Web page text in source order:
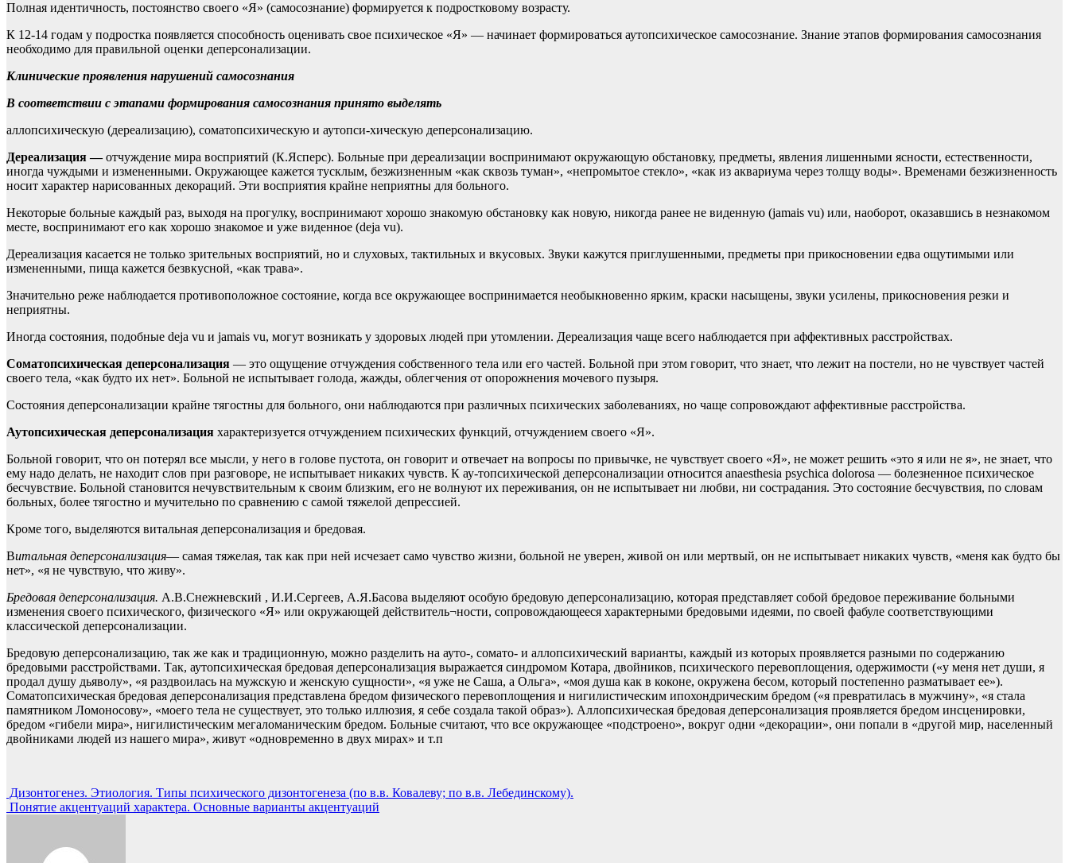
Полная идентичность, постоянство своего «Я» (самосознание) формируется к подростковому возрасту.
К 12-14 годам у подростка появляется способность оценивать свое психическое «Я» — начинает формироваться аутопсихическое самосознание. Знание этапов формирования самосознания
необходимо для правильной оценки деперсонализации.
Клинические проявления нарушений самосознания
В соответствии с этапами формирования самосознания принято выделять
аллопсихическую (дереализацию), соматопсихическую и аутопси-хическую деперсонализацию.
Дереализация —отчуждение мира восприятий (К.Ясперс). Больные при дереализации воспринимают окружающую обстановку, предметы, явления лишенными ясности, естественности,
иногда чуждыми и измененными. Окружающее кажется тусклым, безжизненным «как сквозь туман», «непромытое стекло», «как из аквариума через толщу воды». Временами безжизненность
носит характер нарисованных декораций. Эти восприятия крайне неприятны для больного.
Некоторые больные каждый раз, выходя на прогулку, воспринимают хорошо знакомую обстановку как новую, никогда ранее не виденную (jamais vu) или, наоборот, оказавшись в незнакомом
месте, воспринимают его как хорошо знакомое и уже виденное (deja vu).
Дереализация касается не только зрительных восприятий, но и слуховых, тактильных и вкусовых. Звуки кажутся приглушенными, предметы при прикосновении едва ощутимыми или
измененными, пища кажется безвкусной, «как трава».
Значительно реже наблюдается противоположное состояние, когда все окружающее воспринимается необыкновенно ярким, краски насыщены, звуки усилены, прикосновения резки и
неприятны.
Иногда состояния, подобные deja vu и jamais vu, могут возникать у здоровых людей при утомлении. Дереализация чаще всего наблюдается при аффективных расстройствах.
Соматопсихическая деперсонализация — это ощущение отчуждения собственного тела или его частей. Больной при этом говорит, что знает, что лежит на постели, но не чувствует частей
своего тела, «как будто их нет». Больной не испытывает голода, жажды, облегчения от опорожнения мочевого пузыря.
Состояния деперсонализации крайне тягостны для больного, они наблюдаются при различных психических заболеваниях, но чаще сопровождают аффективные расстройства.
Аутопсихическая деперсонализация характеризуется отчуждением психических функций, отчуждением своего «Я».
Больной говорит, что он потерял все мысли, у него в голове пустота, он говорит и отвечает на вопросы по привычке, не чувствует своего «Я», не может решить «это я или не я», не знает, что
ему надо делать, не находит слов при разговоре, не испытывает никаких чувств. К ау-топсихической деперсонализации относится anaesthesia psychica dolorosa — болезненное психическое
бесчувствие. Больной становится нечувствительным к своим близким, его не волнуют их переживания, он не испытывает ни любви, ни сострадания. Это состояние бесчувствия, по словам
больных, более тягостно и мучительно по сравнению с самой тяжелой депрессией.
Кроме того, выделяются витальная деперсонализация и бредовая.
Витальная деперсонализация— самая тяжелая, так как при ней исчезает само чувство жизни, больной не уверен, живой он или мертвый, он не испытывает никаких чувств, «меня как будто бы
нет», «я не чувствую, что живу».
Бредовая деперсонализация. А.В.Снежневский , И.И.Сергеев, А.Я.Басова выделяют особую бредовую деперсонализацию, которая представляет собой бредовое переживание больными
изменения своего психического, физического «Я» или окружающей действитель¬ности, сопровождающееся характерными бредовыми идеями, по своей фабуле соответствующими
классической деперсонализации.
Бредовую деперсонализацию, так же как и традиционную, можно разделить на ауто-, сомато- и аллопсихический варианты, каждый из которых проявляется разными по содержанию
бредовыми расстройствами. Так, аутопсихическая бредовая деперсонализация выражается синдромом Котара, двойников, психического перевоплощения, одержимости («у меня нет души, я
продал душу дьяволу», «я раздвоилась на мужскую и женскую сущности», «я уже не Саша, а Ольга», «моя душа как в коконе, окружена бесом, который постепенно разматывает ее»).
Соматопсихическая бредовая деперсонализация представлена бредом физического перевоплощения и нигилистическим ипохондрическим бредом («я превратилась в мужчину», «я стала
памятником Ломоносову», «моего тела не существует, это только иллюзия, я себе создала такой образ»). Аллопсихическая бредовая деперсонализация проявляется бредом инсценировки,
бредом «гибели мира», нигилистическим мегаломаническим бредом. Больные считают, что все окружающее «подстроено», вокруг одни «декорации», они попали в «другой мир, населенный
двойниками людей из нашего мира», живут «одновременно в двух мирах» и т.п
Навигация
по
Дизонтогенез. Этиология. Типы психического дизонтогенеза (по в.в. Ковалеву; по в.в. Лебединскому).
Понятие акцентуаций характера. Основные варианты акцентуаций